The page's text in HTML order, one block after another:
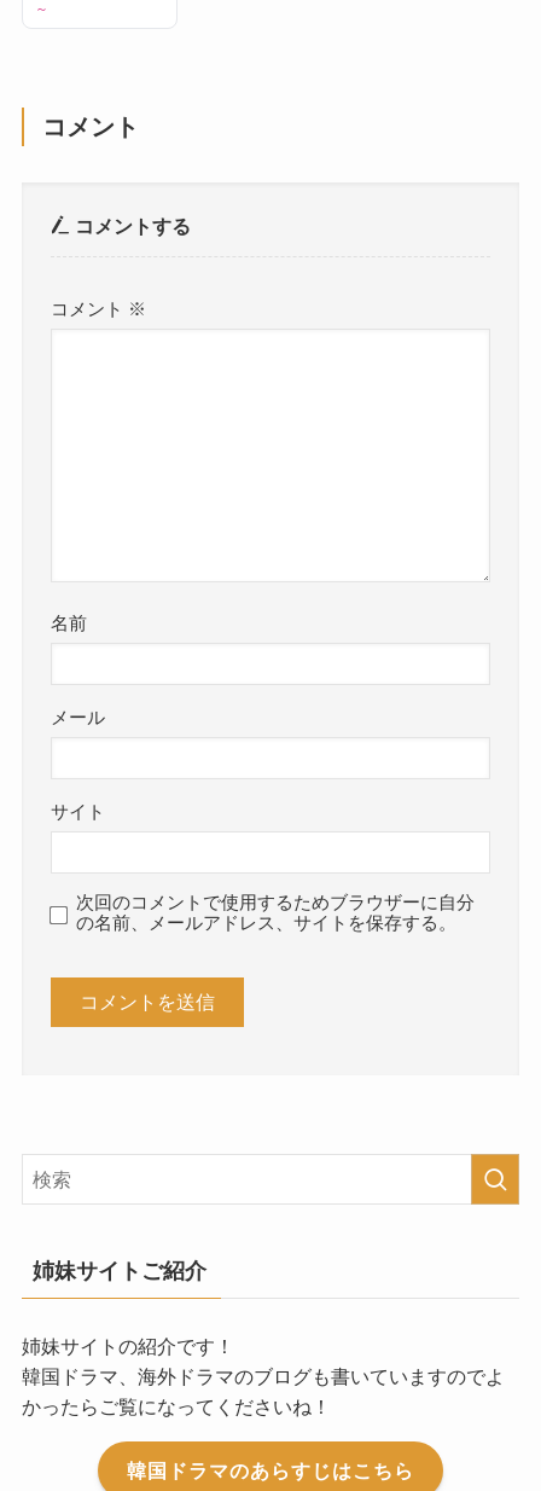
～
コメント
コメントする
コメント ※
名前
メール
サイト
次回のコメントで使用するためブラウザーに自分
の名前、メールアドレス、サイトを保存する。
姉妹サイトご紹介
姉妹サイトの紹介です！
韓国ドラマ、海外ドラマのブログも書いていますのでよ
かったらご覧になってくださいね！
韓国ドラマのあらすじはこちら